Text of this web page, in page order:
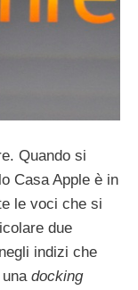
Quando si
Casa Apple è in
le voci che si
due
indizi che
docking